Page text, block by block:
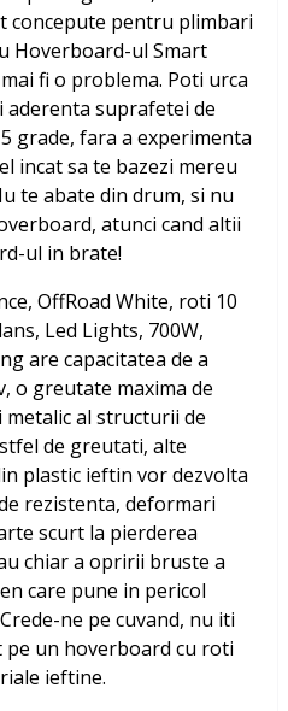
concepute pentru plimbari
Hoverboard-ul Smart
fi o problema. Poti urca
suprafetei de
grade, fara a experimenta
incat sa te bazezi mereu
te abate din drum, si nu
atunci cand altii
ul in brate!
OffRoad White, roti 10
Led Lights, 700W,
are capacitatea de a
o greutate maxima de
al structurii de
de greutati, alte
plastic ieftin vor dezvolta
rezistenta, deformari
scurt la pierderea
chiar a opririi bruste a
care pune in pericol
ne pe cuvand, nu iti
un hoverboard cu roti
ieftine.